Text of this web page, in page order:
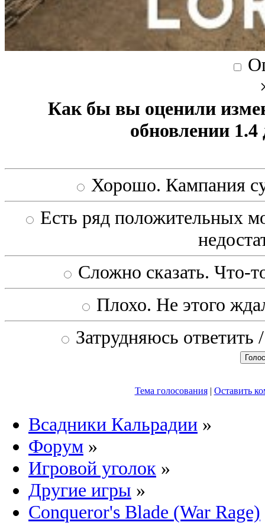
Как бы вы оценили
обновлении
Хорошо. Кампания
Есть ряд положительных
Сложно сказать. Что-
Плохо. Не этого
Затрудняюсь
Тема голосования| Оставить
Всадники Кальрадии »
Форум »
Игровой уголок »
Другие игры »
Conqueror's Blade (War Rage)